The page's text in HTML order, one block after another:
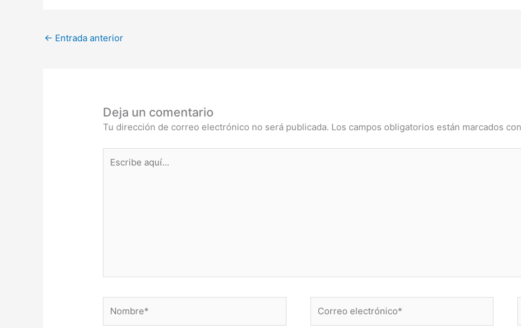
← Entrada anterior
Deja un comentario
Tu dirección de correo electrónico no será publicada. Los campos obligatorios están marcados con
aquí...
electrónico*